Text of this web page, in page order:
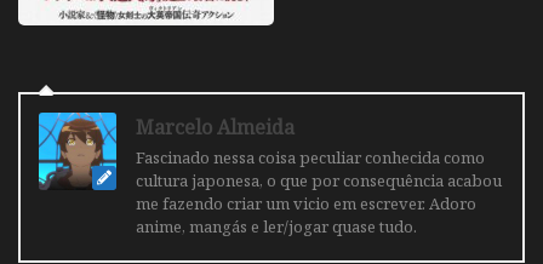
Marcelo Almeida
Fascinado nessa coisa peculiar conhecida como
cultura japonesa, o que por consequência acabou
me fazendo criar um vicio em escrever. Adoro
anime, mangás e ler/jogar quase tudo.